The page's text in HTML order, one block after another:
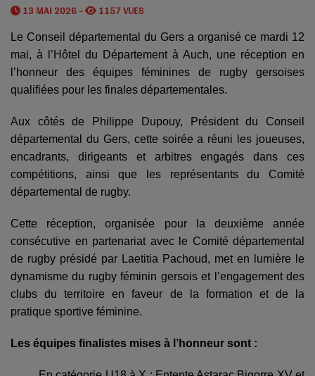
13 MAI 2026 - 1157 VUES
Le Conseil départemental du Gers a organisé ce mardi 12
mai, à l’Hôtel du Département à Auch, une réception en
l’honneur des équipes féminines de rugby gersoises
qualifiées pour les finales départementales.
Aux côtés de Philippe Dupouy, Président du Conseil
départemental du Gers, cette soirée a réuni les joueuses,
encadrants, dirigeants et arbitres engagés dans ces
compétitions, ainsi que les représentants du Comité
départemental de rugby.
Cette réception, organisée pour la deuxième année
consécutive en partenariat avec le Comité départemental
de rugby présidé par Laetitia Pachoud, met en lumière le
dynamisme du rugby féminin gersois et l’engagement des
clubs du territoire en faveur de la formation et de la
pratique sportive féminine.
Les équipes finalistes mises à l’honneur sont :